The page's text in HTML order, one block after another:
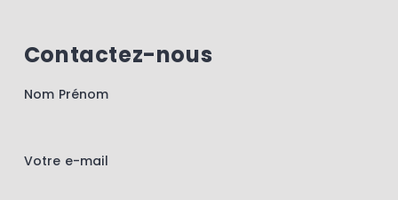
Contactez-nous
Nom Prénom
Votre e-mail